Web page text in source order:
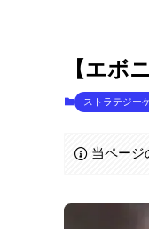
【エボ
ストラテジー
当ページ